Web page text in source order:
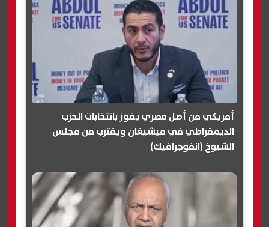
أمريكي من أصل مصري يفوز بانتخابات الحزب
الديمقراطي في ميشيغان ويقترب من مجلس
الشيوخ (انفوجرافيك)